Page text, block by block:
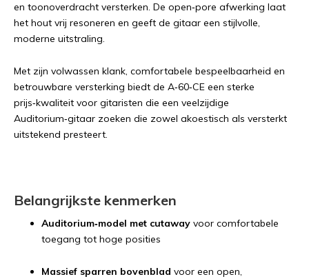
en toonoverdracht versterken. De open‑pore afwerking laat
het hout vrij resoneren en geeft de gitaar een stijlvolle,
moderne uitstraling.
Met zijn volwassen klank, comfortabele bespeelbaarheid en
betrouwbare versterking biedt de A‑60‑CE een sterke
prijs‑kwaliteit voor gitaristen die een veelzijdige
Auditorium‑gitaar zoeken die zowel akoestisch als versterkt
uitstekend presteert.
Belangrijkste kenmerken
Auditorium‑model met cutaway voor comfortabele
toegang tot hoge posities
Massief sparren bovenblad voor een open,